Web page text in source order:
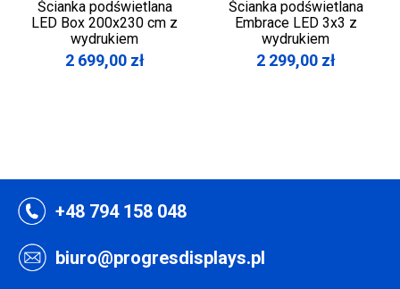
Ścianka podświetlana
LED Box 200x230 cm z
wydrukiem
2 699,00 zł
Ścianka podświetlana
Embrace LED 3x3 z
wydrukiem
2 299,00 zł
+48 794 158 048
biuro@progresdisplays.pl